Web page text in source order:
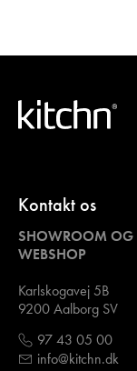
Kontakt os
SHOWROOM OG
WEBSHOP
Karlskogavej 5B
9200 Aalborg SV
97 43 05 00
info@kitchn.dk